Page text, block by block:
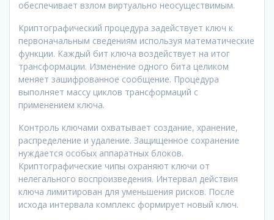
обеспечивает взлом виртуально неосуществимым.
Криптографический процедура задействует ключ к
первоначальным сведениям используя математические
функции. Каждый бит ключа воздействует на итог
трансформации. Изменение одного бита целиком
меняет зашифрованное сообщение. Процедура
выполняет массу циклов трансформаций с
применением ключа.
Контроль ключами охватывает создание, хранение,
распределение и удаление. Защищенное сохранение
нуждается особых аппаратных блоков.
Криптографические чипы охраняют ключи от
нелегального воспроизведения. Интервал действия
ключа лимитирован для уменьшения рисков. После
исхода интервала комплекс формирует новый ключ.